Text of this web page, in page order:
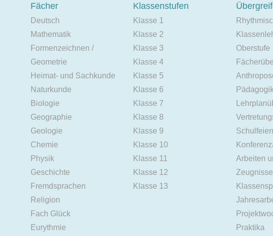
Fächer
Deutsch
Mathematik
Formenzeichnen /
Geometrie
Heimat- und Sachkunde
Naturkunde
Biologie
Geographie
Geologie
Chemie
Physik
Geschichte
Fremdsprachen
Religion
Fach Glück
Eurythmie
Klassenstufen
Klasse 1
Klasse 2
Klasse 3
Klasse 4
Klasse 5
Klasse 6
Klasse 7
Klasse 8
Klasse 9
Klasse 10
Klasse 11
Klasse 12
Klasse 13
Oberstufe
Arbeiten
Praktika